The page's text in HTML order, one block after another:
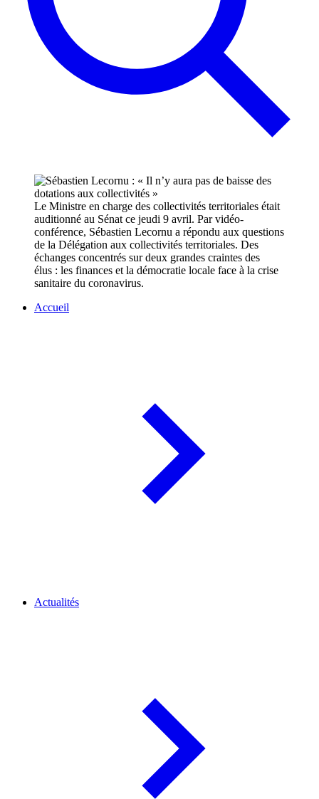
Le Ministre en charge des collectivités territoriales était
auditionné au Sénat ce jeudi 9 avril. Par vidéo-
conférence, Sébastien Lecornu a répondu aux questions
de la Délégation aux collectivités territoriales. Des
échanges concentrés sur deux grandes craintes des
élus : les finances et la démocratie locale face à la crise
sanitaire du coronavirus.
Accueil
Actualités